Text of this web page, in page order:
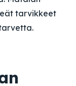
tarvikkeet